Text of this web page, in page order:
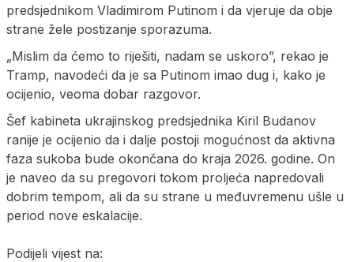
predsjednikom Vladimirom Putinom i da vjeruje da obje
strane žele postizanje sporazuma.
„Mislim da ćemo to riješiti, nadam se uskoro”, rekao je
Tramp, navodeći da je sa Putinom imao dug i, kako je
ocijenio, veoma dobar razgovor.
Šef kabineta ukrajinskog predsjednika Kiril Budanov
ranije je ocijenio da i dalje postoji mogućnost da aktivna
faza sukoba bude okončana do kraja 2026. godine. On
je naveo da su pregovori tokom proljeća napredovali
dobrim tempom, ali da su strane u međuvremenu ušle u
period nove eskalacije.
Podijeli vijest na: